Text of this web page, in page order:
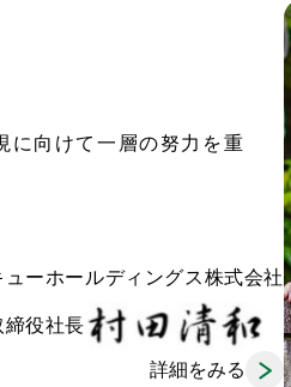
に向けて一層の努力を重
ューホールディングス株式会社
締役社長
詳細をみる